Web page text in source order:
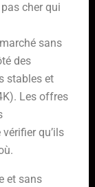
cher qui
sans
des
stables et
Les offres
qu’ils
et sans